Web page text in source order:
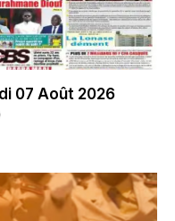
07 Août 2026